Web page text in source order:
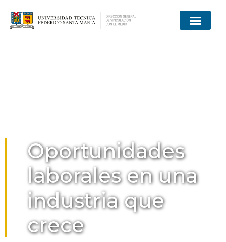
Oportunidades
laborales en una
industria que
crece